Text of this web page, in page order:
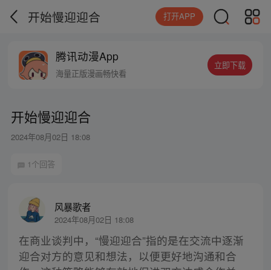
开始慢迎迎合 打开APP
腾讯动漫App
海量正版漫画畅快看
立即下载
开始慢迎迎合
2024年08月02日 18:08
1个回答
风暴歌者
2024年08月02日 18:08
在商业谈判中，“慢迎迎合”指的是在交流中逐渐
迎合对方的意见和想法，以便更好地沟通和合